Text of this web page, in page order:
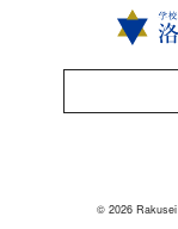
© 2026